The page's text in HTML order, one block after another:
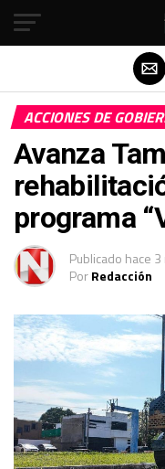
ACCIONES DE
Avanza
programa
Publicado hace
PorRedacción
Salir